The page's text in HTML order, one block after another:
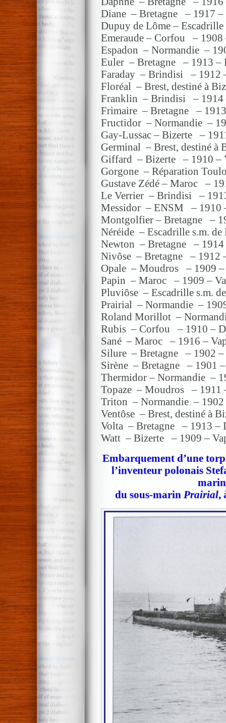
Diane – Bretagne – 1917 –
Dupuy de Lôme –
Emeraude – Corfou – 1908
Espadon – Normandie –
Euler – Bretagne – 1913 –
Faraday – Brindisi – 1912
Floréal – Brest, destiné à
Franklin – Brindisi – 1914
Frimaire – Bretagne –
Fructidor – Normandie –
Gay-Lussac – Bizerte –
Germinal – Brest, destiné à
Giffard – Bizerte – 1910 –
Gorgone – Réparation
Gustave Zédé – Maroc –
Le Verrier – Brindisi –
Messidor – ENSM – 1910
Montgolfier – Bretagne –
Néréide – Escadrille s.m.
Newton – Bretagne – 1914
Nivôse – Bretagne – 1912
Opale – Moudros – 1909 –
Papin – Maroc – 1909 –
Pluviôse – Escadrille s.m.
Prairial – Normandie –
Roland Morillot –
Rubis – Corfou – 1910 –
Sané – Maroc – 1916 –
Silure – Bretagne – 1902 –
Sirène – Bretagne – 1901 –
Thermidor – Normandie –
Topaze – Moudros – 1911
Triton – Normandie – 1902
Ventôse – Brest, destiné à
Volta – Bretagne – 1913 –
Watt – Bizerte – 1909 –
Embarquement d’une
l’inventeur polonais
du sous-marin Prairial,